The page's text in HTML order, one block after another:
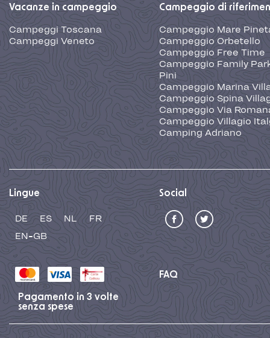
Vacanze in campeggio
Campeggi Toscana
Campeggi Veneto
Campeggio di
Campeggio Mare
Campeggio Orbetello
Campeggio Free Time
Campeggio Family
Pini
Campeggio Marina
Campeggio Spina
Campeggio Via
Campeggio Villagio
Camping Adriano
Lingue
DE ES NL
FR
EN-GB
Social
FAQ
Pagamento in 3 volte
senza spese